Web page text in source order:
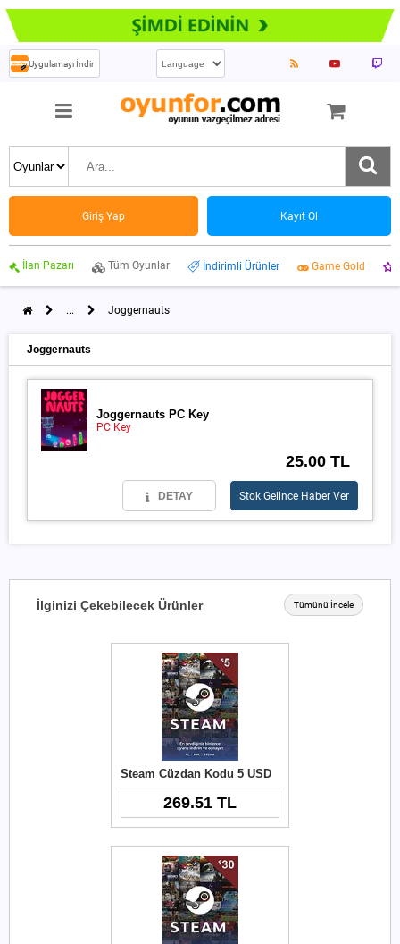
Uygulamayı İndir
Giriş Yap Kayıt Ol
İlan Pazarı Tüm Oyunlar İndirimli Ürünler Game Gold
... Joggernauts
Joggernauts
Joggernauts PC Key
PC Key
25.00 TL
DETAY Stok Gelince Haber Ver
İlginizi Çekebilecek Ürünler Tümünü İncele
Steam Cüzdan Kodu 5 USD
269.51 TL